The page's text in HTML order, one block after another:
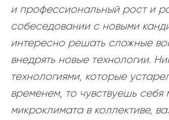
и профессиональный рост и
собеседовании с новыми
интересно решать сложные
внедрять новые технологии.
технологиями, которые
временем, то чувствуешь
микроклимата в коллективе,